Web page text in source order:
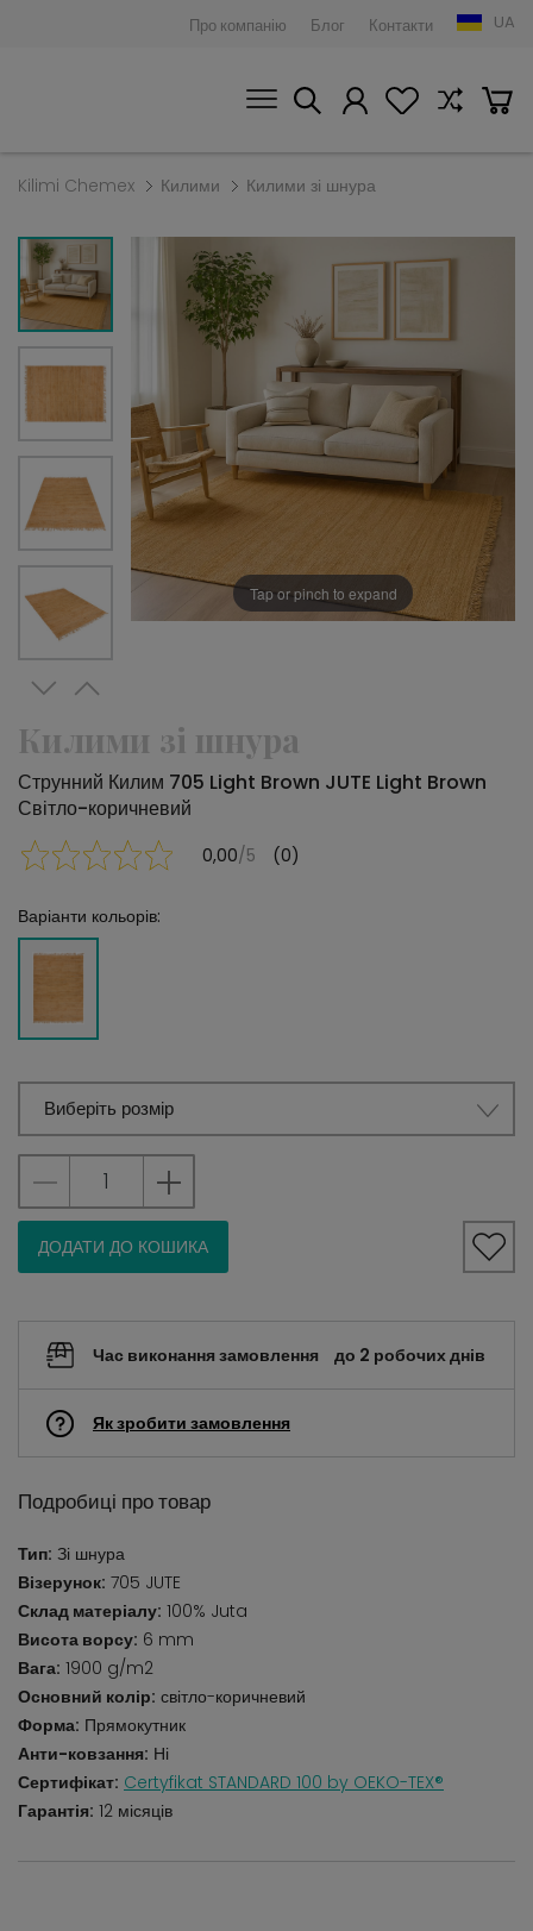
Про компанію Блог Контакти UA
Kilimi Chemex Килими Килими зі шнура
Tap or pinch to expand
Килими зі шнура
Струнний Килим 705 Light Brown JUTE Light Brown
Світло-коричневий
0,00/5 (0)
Варіанти кольорів:
Виберіть розмір
ДОДАТИ ДО КОШИКА
Час виконання замовлення до 2 робочих днів
Як зробити замовлення
Подробиці про товар
Тип: Зі шнура
Візерунок: 705 JUTE
Склад матеріалу: 100% Juta
Висота ворсу: 6 mm
Вага: 1900 g/m2
Основний колір: світло-коричневий
Форма: Прямокутник
Анти-ковзання: Ні
Сертифікат: Certyfikat STANDARD 100 by OEKO-TEX®
Гарантія: 12 місяців